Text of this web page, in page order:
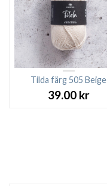
Tilda färg 505 Beige
39.00 kr